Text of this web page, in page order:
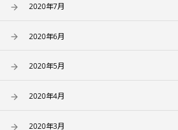
2020年7月
2020年6月
2020年5月
2020年4月
2020年3月